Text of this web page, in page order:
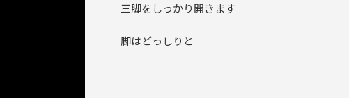
三脚をしっかり開きます
脚はどっしりと